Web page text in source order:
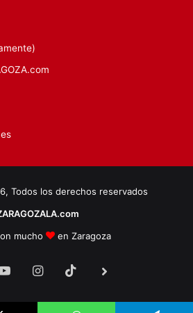
Todos los derechos reservados
mucho
en Zaragoza
YouTubeInstagram
TikTok